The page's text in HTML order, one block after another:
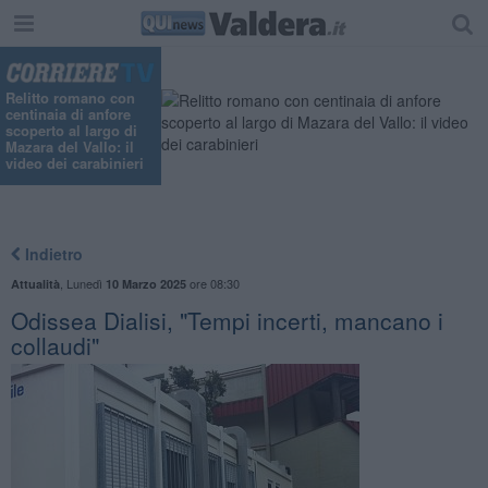
Relitto romano con
centinaia di anfore
scoperto al largo di
Mazara del Vallo: il
video dei carabinieri
Indietro
Attualità Lunedì 10 Marzo 2025ore 08:30
Odissea Dialisi, "Tempi incerti, mancano i
collaudi"